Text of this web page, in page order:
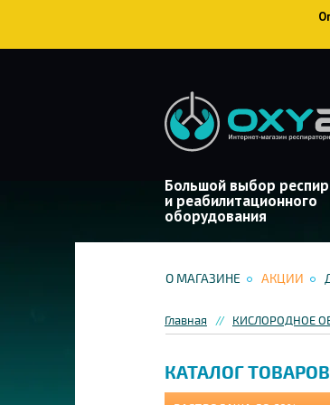
Большой выбор
и реабилитационного
оборудования
О МАГАЗИНЕ АКЦИИ
Главная КИСЛОРОДНОЕ
КАТАЛОГ ТОВАРОВ